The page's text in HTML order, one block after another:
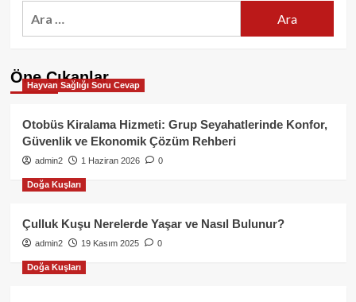
Öne Çıkanlar
Hayvan Sağlığı Soru Cevap
Otobüs Kiralama Hizmeti: Grup Seyahatlerinde Konfor,
Güvenlik ve Ekonomik Çözüm Rehberi
admin2 1 Haziran 2026 0
Doğa Kuşları
Çulluk Kuşu Nerelerde Yaşar ve Nasıl Bulunur?
admin2 19 Kasım 2025 0
Doğa Kuşları